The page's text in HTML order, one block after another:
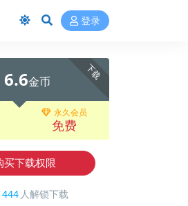
登录
下载
6.6金币
永久会员
免费
买下载权限
444 人解锁下载